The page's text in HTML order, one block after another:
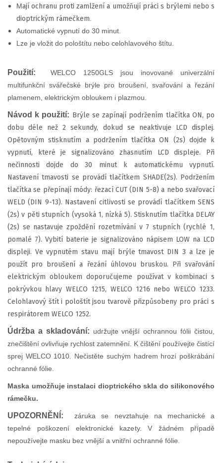
Mají ochranu proti zamlžení a umožňují práci s brýlemi nebo s
dioptrickým rámečkem
Automatické vypnutí do 30 minut.
Lze je vložit do pološtítu nebo celohlavového štítu.
Použití:
WELCO 1250GLS jsou inovované univerzální
multifunkční svářečské brýle pro broušení, svařování a řezání
plamenem, elektrickým obloukem i plazmou.
Návod k použití: Brýle se zapínají podržením tlačítka ON, po
dobu déle než 2 sekundy, dokud se neaktivuje LCD displej.
Opětovným stisknutím a podržením tlačítka ON (2s) dojde k
vypnutí, které je signalizováno zhasnutím LCD displeje. Při
nečinnosti dojde do 30 minut k automatickému vypnutí.
Nastavení tmavosti se provádí tlačítkem SHADE(2s). Podržením
tlačítka se přepínají módy: řezací CUT (DIN 5-8) a nebo svařovací
WELD (DIN 9-13). Nastavení citlivosti se provádí tlačítkem SENS
(2s) v pěti stupních (vysoká 1, nízká 5). Stisknutím tlačítka DELAY
(2s) se nastavuje zpoždění rozetmívání v 7 stupních (rychlé 1,
pomalé 7). Vybití baterie je signalizováno nápisem LOW na LCD
displeji. Ve vypnutém stavu mají brýle tmavost DIN 3 a lze je
použít pro broušení a řezání úhlovou bruskou. Při svařování
elektrickým obloukem doporučujeme používat v kombinaci s
pokrývkou hlavy WELCO 1215, WELCO 1216 nebo WELCO 1233.
Celohlavový štít i pološtít jsou tvarově přizpůsobeny pro práci s
respirátorem WELCO 1252.
Údržba a skladování: udržujte vnější ochrannou fólii čistou,
znečištění ovlivňuje rychlost zatemnění. K čištění používejte čistící
sprej WELCO 1010. Nečistěte suchým hadrem hrozí poškrábání
ochranné fólie.
Maska umožňuje instalaci dioptrického skla do silikonového
rámečku.
UPOZORNĚNÍ:
záruka se nevztahuje na mechanické a
tepelné poškození elektronické kazety. V žádném případě
nepoužívejte masku bez vnější a vnitřní ochranné fólie.